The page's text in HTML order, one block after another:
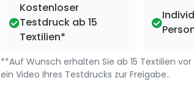
Kostenloser
Testdruck ab 15
Textilien*
**Auf Wunsch erhalten Sie ab 15 Textilien
ein Video Ihres Testdrucks zur Freigabe..